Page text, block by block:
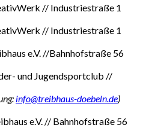
// Industriestraße 1
// Industriestraße 1
e.V. //Bahnhofstraße 56
und Jugendsportclub //
info@treibhaus-doebeln.de)
e.V. // Bahnhofstraße 56